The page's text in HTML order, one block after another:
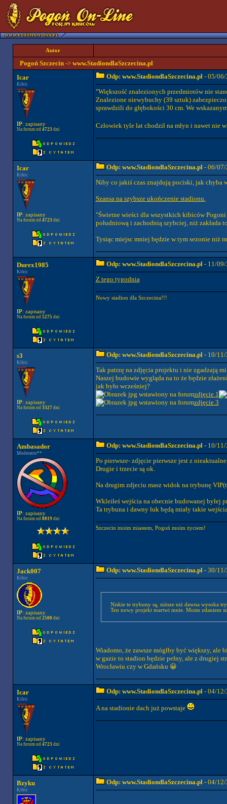
Autor
Pogoń Szczecin-> www.StadiondlaSzczecina.pl
Icar
Kibic
IP: zapisany
Na forum od 4723dni
Odp: www.StadiondlaSzczecina.pl- 05/06/
"Większość znalezionych przedmiotów nie
Znalezione niewybuchy (39 sztuk)
sprawdzili do głębokości 30 cm. We
Człowiek tyle lat chodził na młyn i nawet nie
Icar
Kibic
IP: zapisany
Na forum od 4723 dni
Odp: www.StadiondlaSzczecina.pl- 06/07/
Niby co jakiś czas znajdują pociski, jak chyba
Szansa na szybsze ukończenie stadionu.
"Świetne wieści dla wszystkich kibiców
południową i zachodnią szybciej, niż zakłada
Tysiąc miejsc mniej będzie w tym sezonie niż
Durex1985
Kibic
IP: zapisany
Na forum od 5275dni
Odp: www.StadiondlaSzczecina.pl- 11/09/
Z tego tygodnia
Nowy stadion dla Szczecina!!!
s3
Kibic
IP: zapisany
Na forum od 3327dni
Odp: www.StadiondlaSzczecina.pl- 10/11/
Tak patrzę na zdjęcia projektu i nie zgadzają
Naszej budowie wygląda na to że będzie
jak było wcześniej?
zdjęcie 1
zdjęcie 3
Ambasador
Moderator**
IP: zapisany
Na forum od 8019dni
Odp: www.StadiondlaSzczecina.pl- 10/11/
Po pierwsze- zdjęcie pierwsze jest z
Drugie i trzecie są ok.
Na drugim zdjeciu masz widok na trybunę
Wkleiłeś wejścia na obecnie budowanej byłej
Ta trybuna i dawny łuk będą miały takie
Szczecin moim miastem, Pogoń moim życiem!
Jack007
Kibic
IP: zapisany
Na forum od 2500dni
Odp: www.StadiondlaSzczecina.pl- 30/11/
Niskie te trybuny są, niższe niż dawna wysoka
Ten nowy projekt martwi mnie. Moim zdaniem
Wiadomo, że zawsze mógłby być większy, ale
w gazie to stadion będzie pełny, ale z drugiej
Wrocławiu czy w Gdańsku 😀
Icar
Kibic
IP: zapisany
Na forum od 4723dni
Odp: www.StadiondlaSzczecina.pl- 04/12/
A na stadionie dach już powstaje
Bzyku
Kibic
Odp: www.StadiondlaSzczecina.pl- 04/12/